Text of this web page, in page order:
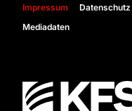
Impressum
Datenschutz
Mediadaten